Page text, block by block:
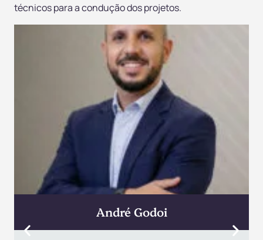
técnicos para a condução dos projetos.
André Godoi